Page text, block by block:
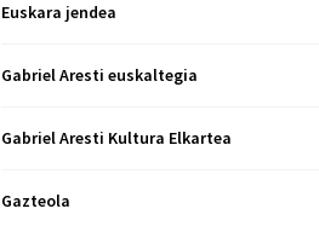
Euskara jendea
Gabriel Aresti euskaltegia
Gabriel Aresti Kultura Elkartea
Gazteola